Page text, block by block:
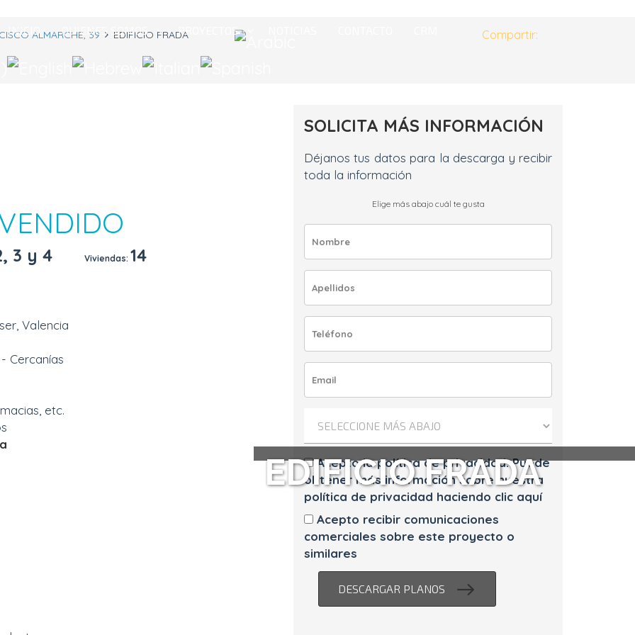
INICIO QUIENES SOMOS PROYECTOS
EDIFICIO FRADA
ALMARCHE, 39 EDIFICIO FRADA Compartir:
3 y 4 Viviendas: 14
Valencia
Cercanías
etc.
SOLICITA MÁS INFORMACIÓN
Déjanos tus datos para la descarga y recibir
toda la información
Elige más abajo cuál te gusta
Acepto la política de privacidad. Puede
obtener más información sobre nuestra
política de privacidad haciendo clic aquí
Acepto recibir comunicaciones
comerciales sobre este proyecto o
similares
DESCARGAR PLANOS